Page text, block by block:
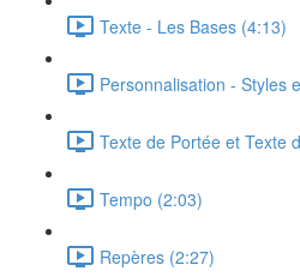
Texte - Les Bases (4:13)
Personnalisation - Styles
Texte de Portée et Texte
Tempo (2:03)
Repères (2:27)